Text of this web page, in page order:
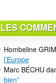
LES
Hombeline
l’Europe
Marc BÉCHU
bien”